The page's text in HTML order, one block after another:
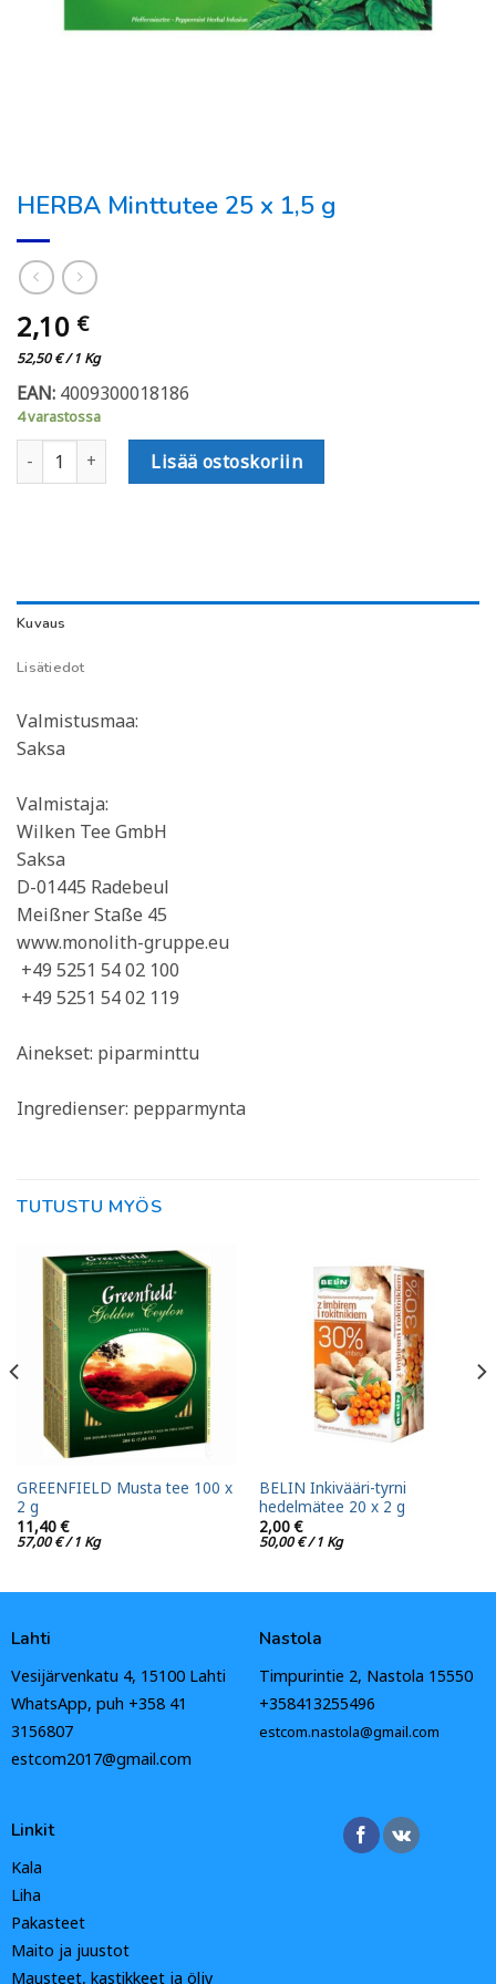
HERBA Minttutee 25 x 1,5 g
2,10 €
52,50€/ 1 Kg
EAN: 4009300018186
4 varastossa
HERBA Minttutee 25 x 1,5 g määrä
Lisää ostoskoriin
Kuvaus
Lisätiedot
Valmistusmaa:
Saksa
Valmistaja:
Wilken Tee GmbH
Saksa
D-01445 Radebeul
Meißner Staße 45
www.monolith-gruppe.eu
+49 5251 54 02 100
+49 5251 54 02 119
Ainekset: piparminttu
Ingredienser: pepparmynta
TUTUSTU MYÖS
GREENFIELD Musta tee 100 x
2 g
11,40€
57,00€/ 1 Kg
BELIN Inkivääri-tyrni
hedelmätee 20 x 2 g
2,00€
50,00€/ 1 Kg
Lahti
Vesijärvenkatu 4, 15100 Lahti
WhatsApp, puh +358 41
3156807
estcom2017@gmail.com
Nastola
Timpurintie 2, Nastola 15550
+358413255496
estcom.nastola@gmail.com
Linkit
Kala
Liha
Pakasteet
Maito ja juustot
Mausteet, kastikkeet ja öljy